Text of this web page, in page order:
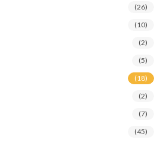
(26)
(10)
(2)
(5)
(18)
(2)
(7)
(45)